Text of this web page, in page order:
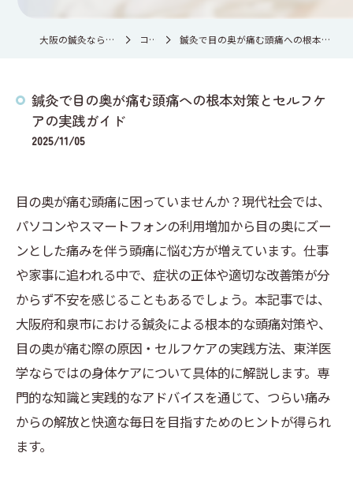
大阪の鍼灸なら高見鍼灸整骨院 コラム 鍼灸で目の奥が痛む頭痛への根本対策とセルフケアの実践ガイド
鍼灸で目の奥が痛む頭痛への根本対策とセルフケ
アの実践ガイド
2025/11/05
目の奥が痛む頭痛に困っていませんか？現代社会では、
パソコンやスマートフォンの利用増加から目の奥にズー
ンとした痛みを伴う頭痛に悩む方が増えています。仕事
や家事に追われる中で、症状の正体や適切な改善策が分
からず不安を感じることもあるでしょう。本記事では、
大阪府和泉市における鍼灸による根本的な頭痛対策や、
目の奥が痛む際の原因・セルフケアの実践方法、東洋医
学ならではの身体ケアについて具体的に解説します。専
門的な知識と実践的なアドバイスを通じて、つらい痛み
からの解放と快適な毎日を目指すためのヒントが得られ
ます。